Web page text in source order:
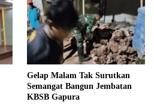
Gelap Malam Tak Surutkan
Semangat Bangun Jembatan
KBSB Gapura